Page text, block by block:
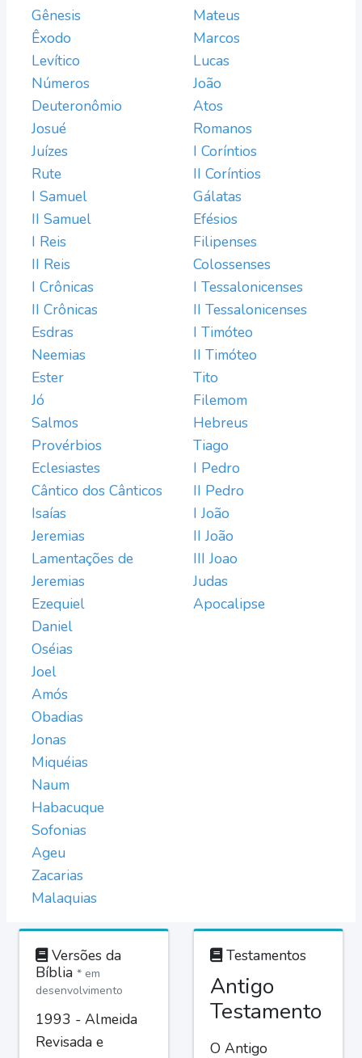
Gênesis
Êxodo
Levítico
Números
Deuteronômio
Josué
Juízes
Rute
I Samuel
II Samuel
I Reis
II Reis
I Crônicas
II Crônicas
Esdras
Neemias
Ester
Jó
Salmos
Provérbios
Eclesiastes
Cântico dos Cânticos
Isaías
Jeremias
Lamentações de
Jeremias
Ezequiel
Daniel
Oséias
Joel
Amós
Obadias
Jonas
Miquéias
Naum
Habacuque
Sofonias
Ageu
Zacarias
Malaquias
Mateus
Marcos
Lucas
João
Atos
Romanos
I Coríntios
II Coríntios
Gálatas
Efésios
Filipenses
Colossenses
I Tessalonicenses
II Tessalonicenses
I Timóteo
II Timóteo
Tito
Filemom
Hebreus
Tiago
I Pedro
II Pedro
I João
II João
III Joao
Judas
Apocalipse
Versões da
Bíblia * em
desenvolvimento
1993 - Almeida
Revisada e
Testamentos
Antigo
Testamento
O Antigo